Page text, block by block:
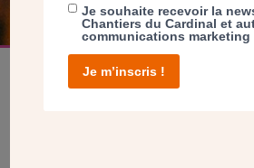
Je souhaite recevoir la
Chantiers du Cardinal et
communications marketing
Je m’inscris !